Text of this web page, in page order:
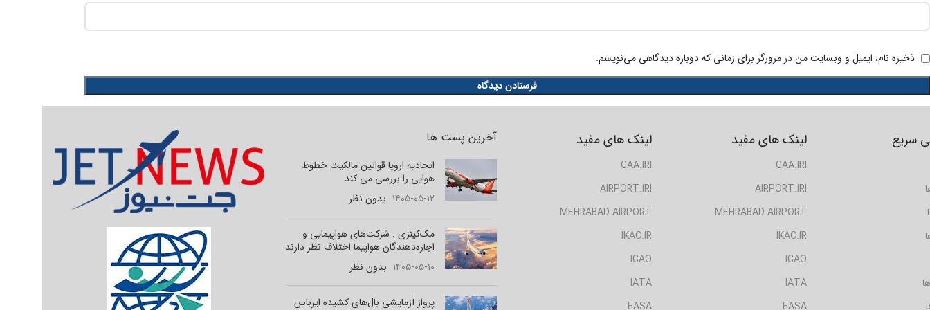
ذخیره نام، ایمیل و وبسایت من در مرورگر برای زمانی که دوباره دیدگاهی می‌نویسم.
آخرین پست ها
اتحادیه اروپا قوانین مالکیت خطوط
هوایی را بررسی می کند
۱۴۰۵-۰۵-۱۲ بدون نظر
مک‌کینزی : شرکت‌های هواپیمایی و
اجاره‌دهندگان هواپیما اختلاف نظر دارند
۱۴۰۵-۰۵-۱۰ بدون نظر
پرواز آزمایشی بال‌های کشیده ایرباس
لینک های مفید
CAA.IRI
AIRPORT.IRI
MEHRABAD AIRPORT
IKAC.IR
ICAO
IATA
EASA
لینک های مفید
CAA.IRI
AIRPORT.IRI
MEHRABAD AIRPORT
IKAC.IR
ICAO
IATA
EASA
سریع